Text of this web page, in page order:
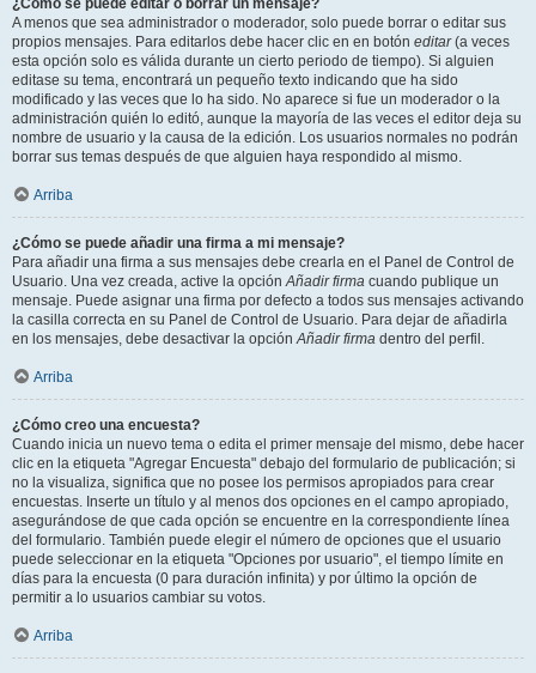
¿Cómo se puede editar o borrar un mensaje?
A menos que sea administrador o moderador, solo puede borrar o editar sus
propios mensajes. Para editarlos debe hacer clic en en botón editar(a veces
esta opción solo es válida durante un cierto periodo de tiempo). Si alguien
editase su tema, encontrará un pequeño texto indicando que ha sido
modificado y las veces que lo ha sido. No aparece si fue un moderador o la
administración quién lo editó, aunque la mayoría de las veces el editor deja su
nombre de usuario y la causa de la edición. Los usuarios normales no podrán
borrar sus temas después de que alguien haya respondido al mismo.
Arriba
¿Cómo se puede añadir una firma a mi mensaje?
Para añadir una firma a sus mensajes debe crearla en el Panel de Control de
Usuario. Una vez creada, active la opciónAñadir firma cuando publique un
mensaje. Puede asignar una firma por defecto a todos sus mensajes activando
la casilla correcta en su Panel de Control de Usuario. Para dejar de añadirla
en los mensajes, debe desactivar la opciónAñadir firma dentro del perfil.
Arriba
¿Cómo creo una encuesta?
Cuando inicia un nuevo tema o edita el primer mensaje del mismo, debe hacer
clic en la etiqueta "Agregar Encuesta" debajo del formulario de publicación; si
no la visualiza, significa que no posee los permisos apropiados para crear
encuestas. Inserte un título y al menos dos opciones en el campo apropiado,
asegurándose de que cada opción se encuentre en la correspondiente línea
del formulario. También puede elegir el número de opciones que el usuario
puede seleccionar en la etiqueta "Opciones por usuario", el tiempo límite en
días para la encuesta (0 para duración infinita) y por último la opción de
permitir a lo usuarios cambiar su votos.
Arriba